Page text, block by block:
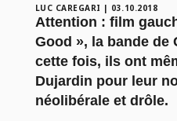
LUC CAREGARI | 03.10.2018
Attention : film
Good », la bande de
cette fois, ils ont
Dujardin pour leur
néolibérale et drôle.